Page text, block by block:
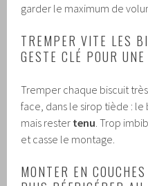
garder le maximum de
TREMPER VITE LES
GESTE CLÉ POUR
Tremper chaque biscuit
face, dans le sirop tiède :
mais rester tenu . Trop
et casse le montage.
MONTER EN